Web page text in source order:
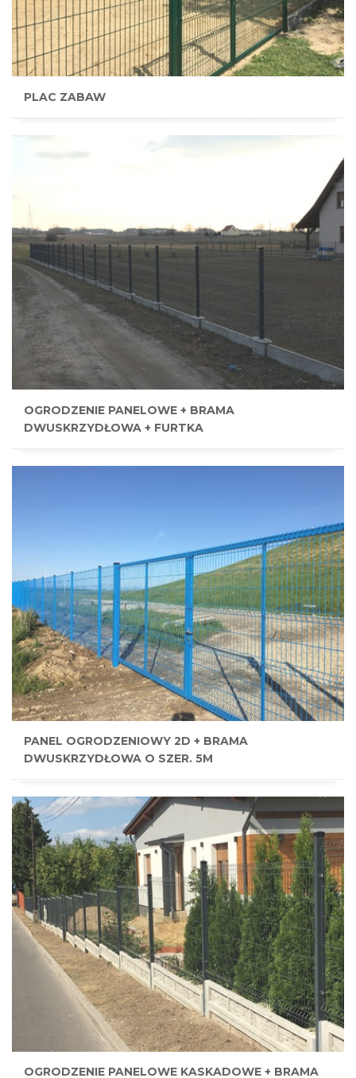
PLAC ZABAW
OGRODZENIE PANELOWE + BRAMA
DWUSKRZYDŁOWA + FURTKA
PANEL OGRODZENIOWY 2D + BRAMA
DWUSKRZYDŁOWA O SZER. 5M
OGRODZENIE PANELOWE KASKADOWE + BRAMA